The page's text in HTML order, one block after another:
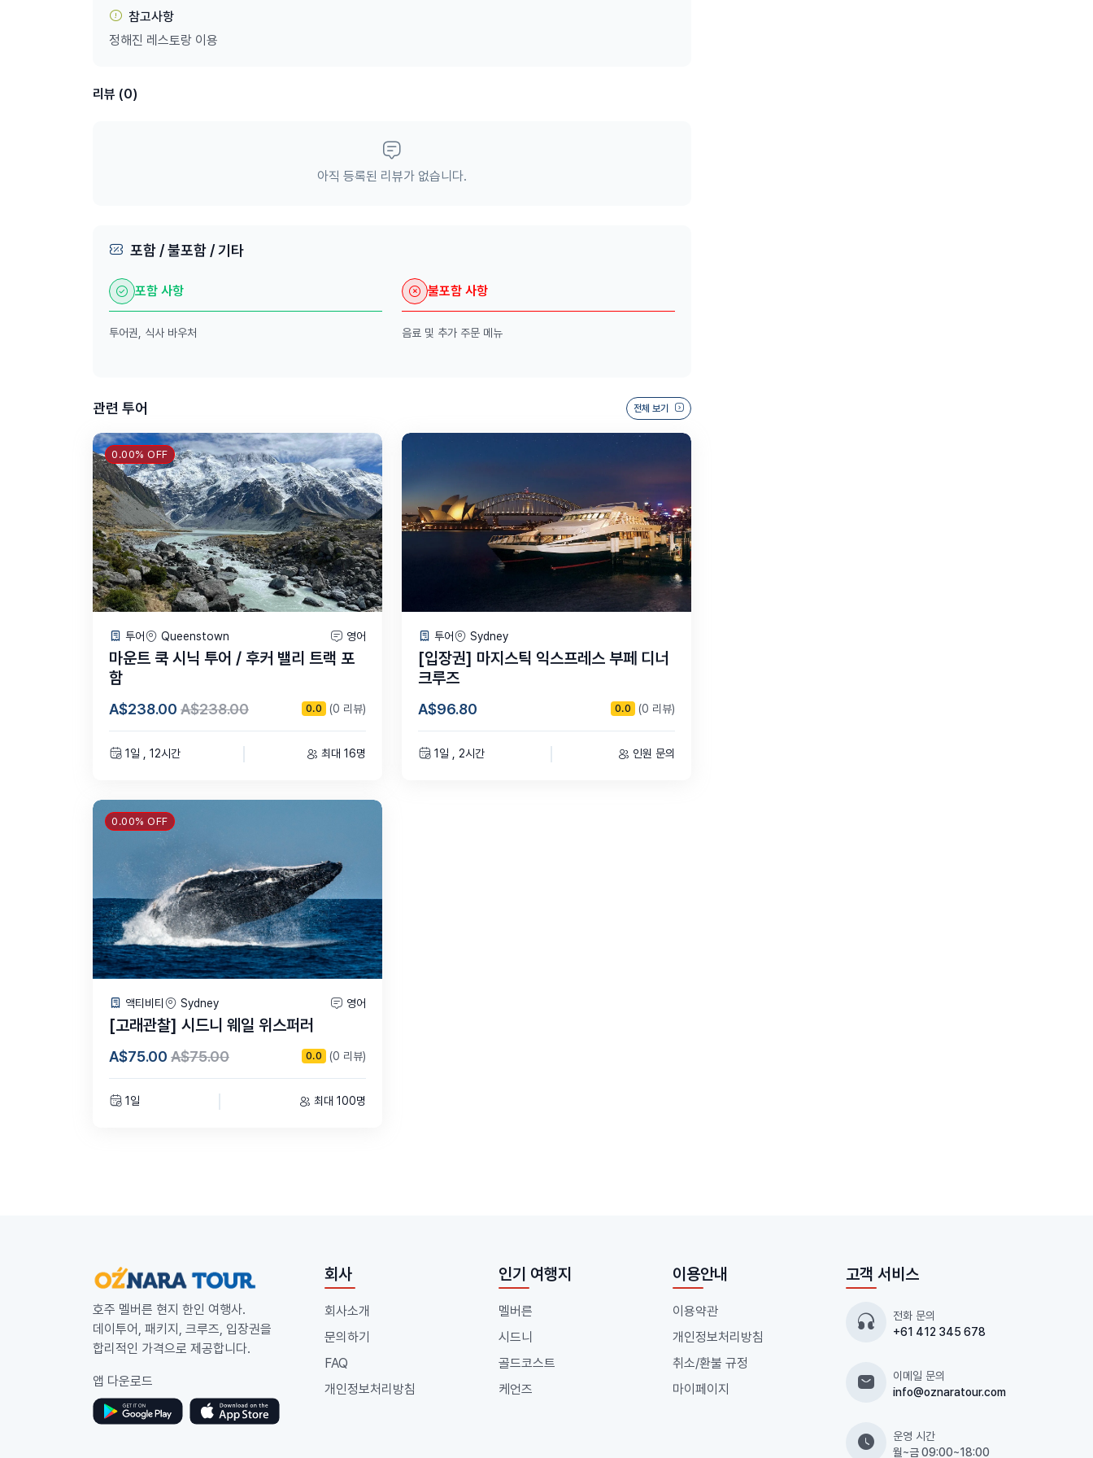
참고사항
정해진 레스토랑 이용
리뷰 (0)
아직 등록된 리뷰가 없습니다.
포함 / 불포함 / 기타
포함 사항
투어권, 식사 바우처
불포함 사항
음료 및 추가 주문 메뉴
관련 투어 전체 보기
0.00% OFF
투어 Queenstown 영어
마운트 쿡 시닉 투어 / 후커 밸리 트랙 포
함
A$238.00 A$238.00 0.0 (0 리뷰)
1일 , 12시간 최대 16명
투어 Sydney
[입장권] 마지스틱 익스프레스 부페 디너
크루즈
A$96.80 0.0 (0 리뷰)
1일 , 2시간 인원 문의
0.00% OFF
액티비티 Sydney 영어
[고래관찰] 시드니 웨일 위스퍼러
A$75.00 A$75.00 0.0 (0 리뷰)
1일 최대 100명
호주 멜버른 현지 한인 여행사.
데이투어, 패키지, 크루즈, 입장권을
합리적인 가격으로 제공합니다.
앱 다운로드
회사
회사소개
문의하기
FAQ
개인정보처리방침
인기 여행지
멜버른
시드니
골드코스트
케언즈
이용안내
이용약관
개인정보처리방침
취소/환불 규정
마이페이지
고객 서비스
전화 문의
+61 412 345 678
이메일 문의
info@oznaratour.com
운영 시간
월~금 09:00~18:00